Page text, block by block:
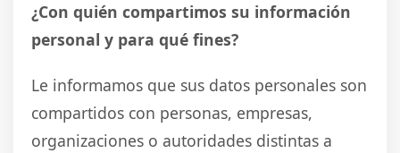
¿Con quién compartimos su información
personal y para qué fines?
Le informamos que sus datos personales son
compartidos con personas, empresas,
organizaciones o autoridades distintas a